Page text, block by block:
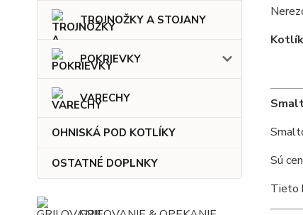
TROJNOŽKY A STOJANY
POKRIEVKY
VARECHY
OHNISKÁ POD KOTLÍKY
OSTATNÉ DOPLNKY
Kotlík
Sú
Tieto